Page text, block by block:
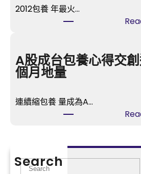
2012包養 年最火…
A股成台包養心得交
個月地量
連續縮包養 量成為A…
Search
S